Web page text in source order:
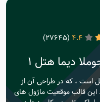
4.4
(27645)
دیما هتل 1
است ، که در طراحی آن از
قالب موقعیت ماژول های